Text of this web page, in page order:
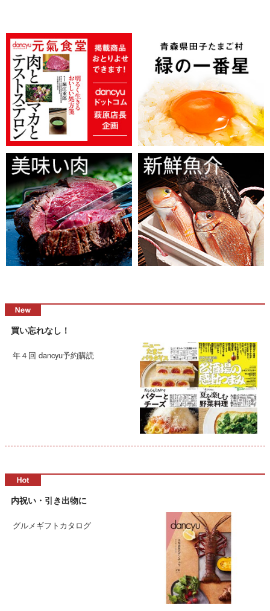
買い忘れなし！
年４回 dancyu予約購読
内祝い・引き出物に
グルメギフトカタログ